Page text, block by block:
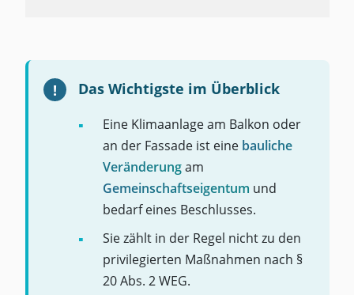
Das Wichtigste im Überblick
Eine Klimaanlage am Balkon oder
an der Fassade ist eine bauliche
Veränderungam
Gemeinschaftseigentum und
bedarf eines Beschlusses.
Sie zählt in der Regel nicht zu den
privilegierten Maßnahmen nach §
20 Abs. 2 WEG.